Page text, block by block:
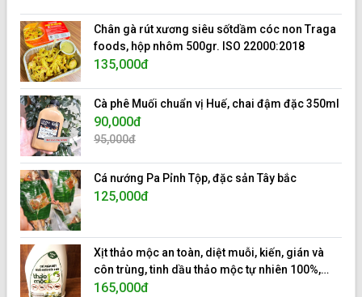
Chân gà rút xương siêu sốtdầm cóc non Traga
foods, hộp nhôm 500gr. ISO 22000:2018
135,000đ
Cà phê Muối chuẩn vị Huế, chai đậm đặc 350ml
90,000đ
95,000đ
Cá nướng Pa Pỉnh Tộp, đặc sản Tây bắc
125,000đ
Xịt thảo mộc an toàn, diệt muỗi, kiến, gián và
côn trùng, tinh dầu thảo mộc tự nhiên 100%,
hiệu 10s.
165,000đ